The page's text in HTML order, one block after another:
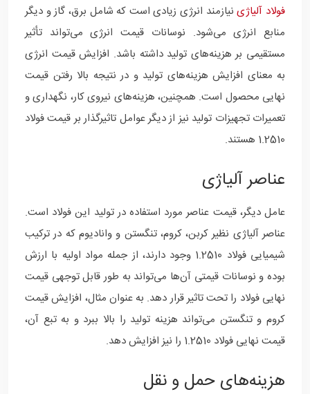
فولاد آلیاژینیازمند انرژی زیادی است که شامل برق، گاز و دیگر
منابع انرژی می‌شود. نوسانات قیمت انرژی می‌تواند تأثیر
مستقیمی بر هزینه‌های تولید داشته باشد. افزایش قیمت انرژی
به معنای افزایش هزینه‌های تولید و در نتیجه بالا رفتن قیمت
نهایی محصول است. همچنین، هزینه‌های نیروی کار، نگهداری و
تعمیرات تجهیزات تولید نیز از دیگر عوامل تاثیرگذار بر قیمت فولاد
1.2510 هستند.
عناصر آلیاژی
عامل دیگر، قیمت عناصر مورد استفاده در تولید این فولاد است.
عناصر آلیاژی نظیر کربن، کروم، تنگستن و وانادیوم که در ترکیب
شیمیایی فولاد 1.2510 وجود دارند، از جمله مواد اولیه با ارزش
بوده و نوسانات قیمتی آن‌ها می‌تواند به طور قابل توجهی قیمت
نهایی فولاد را تحت تاثیر قرار دهد. به عنوان مثال، افزایش قیمت
کروم و تنگستن می‌تواند هزینه تولید را بالا ببرد و به تبع آن،
قیمت نهایی فولاد 1.2510 را نیز افزایش دهد.
هزینه‌های حمل و نقل